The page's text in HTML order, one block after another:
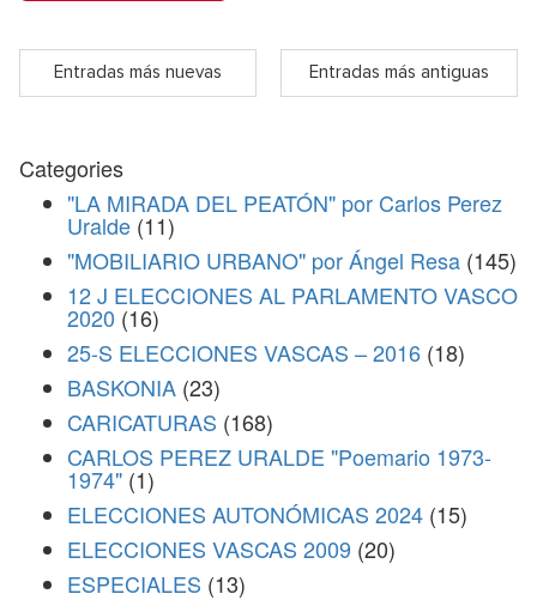
Entradas más nuevas Entradas más antiguas
Categories
"LA MIRADA DEL PEATÓN" por Carlos Perez
Uralde (11)
"MOBILIARIO URBANO" por Ángel Resa (145)
12 J ELECCIONES AL PARLAMENTO VASCO
2020 (16)
25-S ELECCIONES VASCAS – 2016 (18)
BASKONIA (23)
CARICATURAS (168)
CARLOS PEREZ URALDE "Poemario 1973-
1974" (1)
ELECCIONES AUTONÓMICAS 2024 (15)
ELECCIONES VASCAS 2009 (20)
ESPECIALES (13)